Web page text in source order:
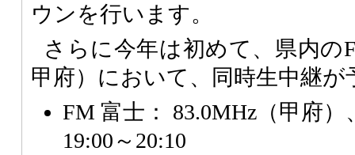
ウンを行います。
さらに今年は初めて、県内の
甲府）において、同時生中継
FM 富士： 83.0MHz（甲府）
19:00～20:10